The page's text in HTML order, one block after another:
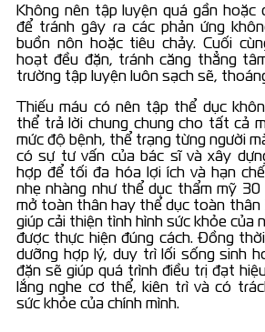
Không nên tập luyện quá gần hoặc
để tránh gây ra các phản ứng
buồn nôn hoặc tiêu chảy. Cuối
hoạt đều đặn, tránh căng thẳng
trường tập luyện luôn sạch sẽ,
Thiếu máu có nên tập thể dục
thể trả lời chung chung cho tất cả
mức độ bệnh, thể trạng từng người
có sự tư vấn của bác sĩ và xây
hợp để tối đa hóa lợi ích và hạn
nhẹ nhàng như thể dục thẩm mỹ
mở toàn thân hay thể dục toàn
giúp cải thiện tình hình sức khỏe của
được thực hiện đúng cách. Đồng
dưỡng hợp lý, duy trì lối sống sinh
đặn sẽ giúp quá trình điều trị đạt
lắng nghe cơ thể, kiên trì và có
sức khỏe của chính mình.